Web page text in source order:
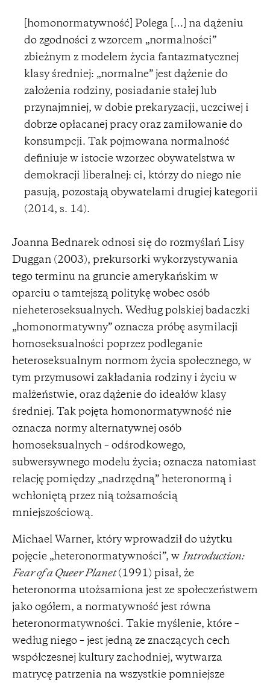
[homonormatywność] Polega […] na dążeniu
do zgodności z wzorcem „normalności”
zbieżnym z modelem życia fantazmatycznej
klasy średniej: „normalne” jest dążenie do
założenia rodziny, posiadanie stałej lub
przynajmniej, w dobie prekaryzacji, uczciwej i
dobrze opłacanej pracy oraz zamiłowanie do
konsumpcji. Tak pojmowana normalność
definiuje w istocie wzorzec obywatelstwa w
demokracji liberalnej: ci, którzy do niego nie
pasują, pozostają obywatelami drugiej kategorii
(2014, s. 14).
Joanna Bednarek odnosi się do rozmyślań Lisy
Duggan (2003), prekursorki wykorzystywania
tego terminu na gruncie amerykańskim w
oparciu o tamtejszą politykę wobec osób
nieheteroseksualnych. Według polskiej badaczki
„homonormatywny” oznacza próbę asymilacji
homoseksualności poprzez podleganie
heteroseksualnym normom życia społecznego, w
tym przymusowi zakładania rodziny i życiu w
małżeństwie, oraz dążenie do ideałów klasy
średniej. Tak pojęta homonormatywność nie
oznacza normy alternatywnej osób
homoseksualnych – odśrodkowego,
subwersywnego modelu życia; oznacza natomiast
relację pomiędzy „nadrzędną” heteronormą i
wchłoniętą przez nią tożsamością
mniejszościową.
Michael Warner, który wprowadził do użytku
pojęcie „heteronormatywności”, w Introduction:
Fear of a Queer Planet(1991) pisał, że
heteronorma utożsamiona jest ze społeczeństwem
jako ogółem, a normatywność jest równa
heteronormatywności. Takie myślenie, które –
według niego – jest jedną ze znaczących cech
współczesnej kultury zachodniej, wytwarza
matrycę patrzenia na wszystkie pomniejsze